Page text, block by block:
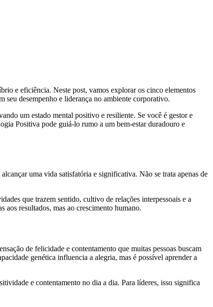
e eficiência. Neste post, vamos explorar os cinco elementos
seu desempenho e liderança no ambiente corporativo.
um estado mental positivo e resiliente. Se você é gestor e
Positiva pode guiá-lo rumo a um bem-estar duradouro e
uma vida satisfatória e significativa. Não se trata apenas de
que trazem sentido, cultivo de relações interpessoais e a
aos resultados, mas ao crescimento humano.
de felicidade e contentamento que muitas pessoas buscam
genética influencia a alegria, mas é possível aprender a
e contentamento no dia a dia. Para líderes, isso significa